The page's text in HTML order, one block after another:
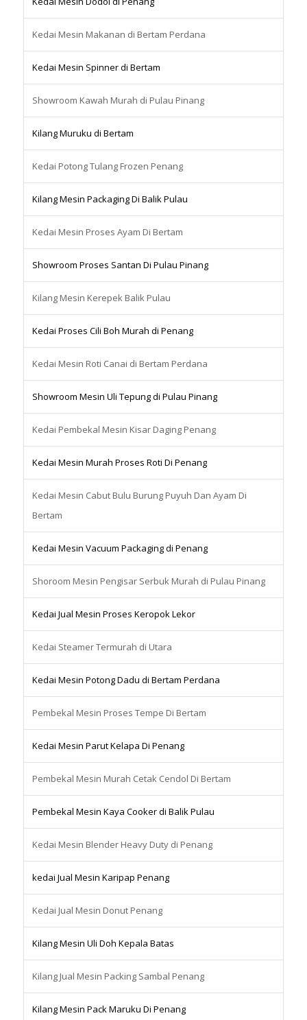
Kedai Mesin Makanan di Bertam Perdana
Kedai Mesin Spinner di Bertam
Showroom Kawah Murah di Pulau Pinang
Kilang Muruku di Bertam
Kedai Potong Tulang Frozen Penang
Kilang Mesin Packaging Di Balik Pulau
Kedai Mesin Proses Ayam Di Bertam
Showroom Proses Santan Di Pulau Pinang
Kilang Mesin Kerepek Balik Pulau
Kedai Proses Cili Boh Murah di Penang
Kedai Mesin Roti Canai di Bertam Perdana
Showroom Mesin Uli Tepung di Pulau Pinang
Kedai Pembekal Mesin Kisar Daging Penang
Kedai Mesin Murah Proses Roti Di Penang
Kedai Mesin Cabut Bulu Burung Puyuh Dan Ayam Di
Bertam
Kedai Mesin Vacuum Packaging di Penang
Shoroom Mesin Pengisar Serbuk Murah di Pulau Pinang
Kedai Jual Mesin Proses Keropok Lekor
Kedai Steamer Termurah di Utara
Kedai Mesin Potong Dadu di Bertam Perdana
Pembekal Mesin Proses Tempe Di Bertam
Kedai Mesin Parut Kelapa Di Penang
Pembekal Mesin Murah Cetak Cendol Di Bertam
Pembekal Mesin Kaya Cooker di Balik Pulau
Kedai Mesin Blender Heavy Duty di Penang
kedai Jual Mesin Karipap Penang
Kedai Jual Mesin Donut Penang
Kilang Mesin Uli Doh Kepala Batas
Kilang Jual Mesin Packing Sambal Penang
Kilang Mesin Pack Maruku Di Penang